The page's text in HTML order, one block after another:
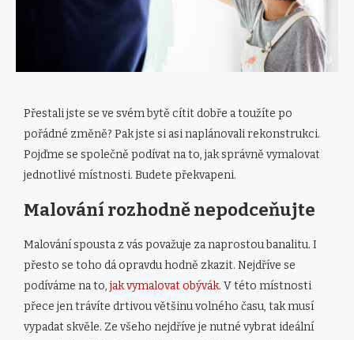
Přestali jste se ve svém bytě cítit dobře a toužíte po
pořádné změně? Pak jste si asi naplánovali rekonstrukci.
Pojďme se společně podívat na to, jak správně vymalovat
jednotlivé místnosti. Budete překvapeni.
Malování rozhodně nepodceňujte
Malování spousta z vás považuje za naprostou banalitu. I
přesto se toho dá opravdu hodně zkazit. Nejdříve se
podíváme na to, jak vymalovat obývák. V této místnosti
přece jen trávíte drtivou většinu volného času, tak musí
vypadat skvěle. Ze všeho nejdříve je nutné vybrat ideální